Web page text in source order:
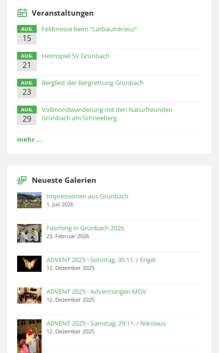
Veranstaltungen
AUG.
15
Feldmesse beim “Lärbaumkreuz”
AUG.
21
Heimspiel SV Grünbach
AUG.
23
Bergfest der Bergrettung Grünbach
AUG.
29
Vollmondwanderung mit den Naturfreunden
Grünbach am Schneeberg
mehr ...
Neueste Galerien
Impressionen aus Grünbach
1. Juli 2026
Fasching in Grünbach 2026
23. Februar 2026
ADVENT 2025 - Sonntag, 30.11. / Engel
12. Dezember 2025
ADVENT 2025 - Adventsingen MGV
12. Dezember 2025
ADVENT 2025 - Samstag, 29.11. / Nikolaus
12. Dezember 2025